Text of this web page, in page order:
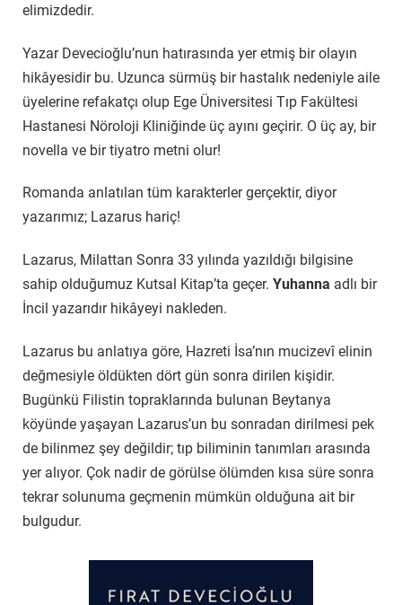
elimizdedir.
Yazar Devecioğlu’nun hatırasında yer etmiş bir olayın
hikâyesidir bu. Uzunca sürmüş bir hastalık nedeniyle aile
üyelerine refakatçı olup Ege Üniversitesi Tıp Fakültesi
Hastanesi Nöroloji Kliniğinde üç ayını geçirir. O üç ay, bir
novella ve bir tiyatro metni olur!
Romanda anlatılan tüm karakterler gerçektir, diyor
yazarımız; Lazarus hariç!
Lazarus, Milattan Sonra 33 yılında yazıldığı bilgisine
sahip olduğumuz Kutsal Kitap’ta geçer. Yuhanna adlı bir
İncil yazarıdır hikâyeyi nakleden.
Lazarus bu anlatıya göre, Hazreti İsa’nın mucizevî elinin
değmesiyle öldükten dört gün sonra dirilen kişidir.
Bugünkü Filistin topraklarında bulunan Beytanya
köyünde yaşayan Lazarus’un bu sonradan dirilmesi pek
de bilinmez şey değildir; tıp biliminin tanımları arasında
yer alıyor. Çok nadir de görülse ölümden kısa süre sonra
tekrar solunuma geçmenin mümkün olduğuna ait bir
bulgudur.